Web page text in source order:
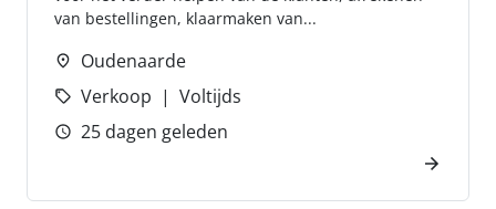
van bestellingen, klaarmaken van...
Oudenaarde
Verkoop
Voltijds
25 dagen geleden